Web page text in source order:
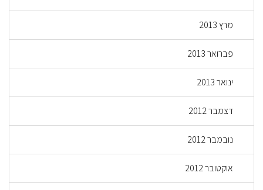
מרץ 2013
פברואר 2013
ינואר 2013
דצמבר 2012
נובמבר 2012
אוקטובר 2012